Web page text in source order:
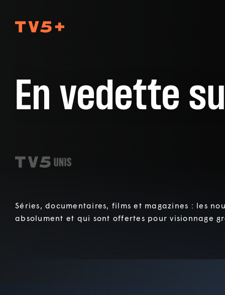
En vedette
Séries, documentaires, films et magazines : les
absolument et qui sont offertes pour visionnage